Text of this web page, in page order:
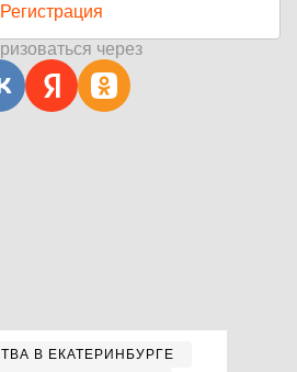
Регистрация
через
В ЕКАТЕРИНБУРГЕ